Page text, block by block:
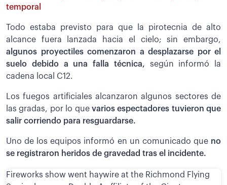
temporal
Todo estaba previsto para que la pirotecnia de alto
alcance fuera lanzada hacia el cielo; sin embargo,
algunos proyectiles comenzaron a desplazarse por el
suelo debido a una falla técnica, según informó la
cadena local C12.
Los fuegos artificiales alcanzaron algunos sectores de
las gradas, por lo que varios espectadores tuvieron que
salir corriendo para resguardarse.
Uno de los equipos informó en un comunicado que no
se registraron heridos de gravedad tras el incidente.
Fireworks show went haywire at the Richmond Flying